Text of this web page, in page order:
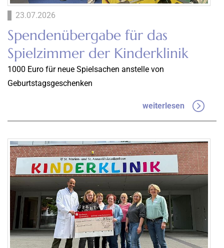
23.07.2026
Spendenübergabe für das
Spielzimmer der Kinderklinik
1000 Euro für neue Spielsachen anstelle von
Geburtstagsgeschenken
weiterlesen